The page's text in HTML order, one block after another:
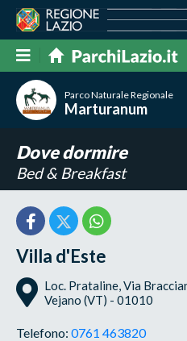
Parco Naturale Regionale
Marturanum
Dove dormire
Bed & Breakfast
Villa d'Este
Loc. Prataline, Via
Vejano (VT) - 01010
Telefono:0761 463820